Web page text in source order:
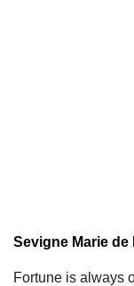
Sevigne Marie
Fortune is always